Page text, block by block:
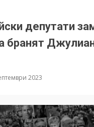
депутати
бранят
2023